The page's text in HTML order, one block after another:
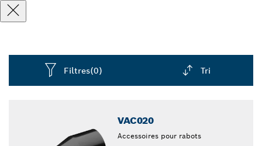
Filtres(0) Tri
VAC020
Accessoires pour rabots